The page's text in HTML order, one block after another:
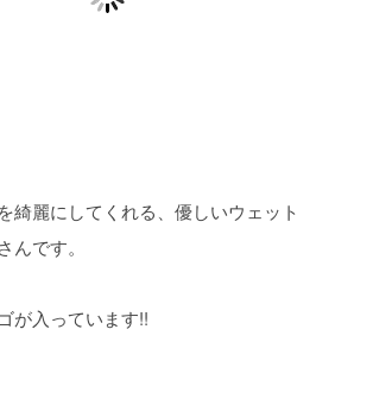
綺麗にしてくれる、優しいウェット
んです。
が入っています!!